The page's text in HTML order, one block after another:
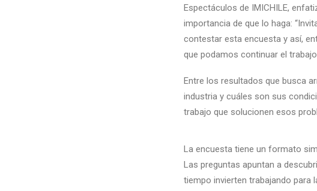
Espectáculos de IMICHILE,
importancia de que lo haga:
contestar esta encuesta y así,
que podamos continuar el
Entre los resultados que busca
industria y cuáles son sus
trabajo que solucionen esos
La encuesta tiene un formato
Las preguntas apuntan a
tiempo invierten trabajando para